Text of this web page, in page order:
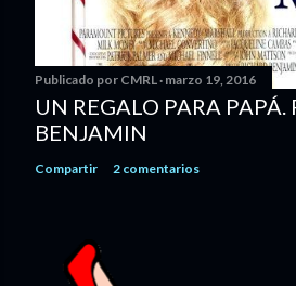
Publicado por CMRL marzo 19, 2016
UN REGALO PARA PAPÁ.
BENJAMIN
Compartir 2 comentarios